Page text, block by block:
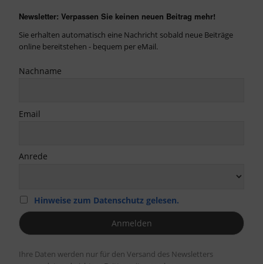
Newsletter: Verpassen Sie keinen neuen Beitrag mehr!
Sie erhalten automatisch eine Nachricht sobald neue Beiträge
online bereitstehen - bequem per eMail.
Nachname
Email
Anrede
Hinweise zum Datenschutz gelesen.
Ihre Daten werden nur für den Versand des Newsletters